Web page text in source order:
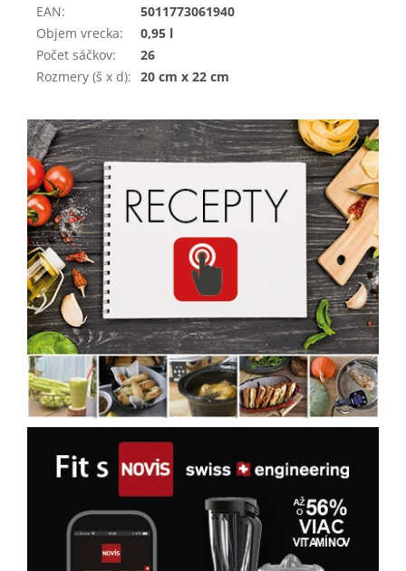
EAN:
5011773061940
Objem vrecka:
0,95 l
Počet sáčkov:
26
Rozmery (š x d): 20 cm x 22 cm